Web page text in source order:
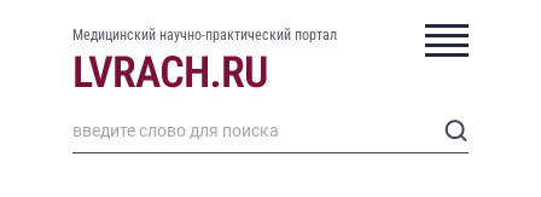
Медицинский научно-практический портал